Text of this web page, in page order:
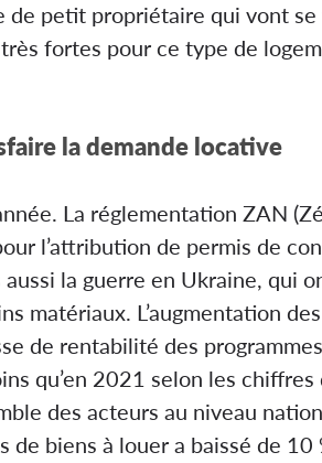
petit propriétaire qui vont
fortes pour ce type de
la demande locative
La réglementation ZAN
l’attribution de permis de
la guerre en Ukraine, qui
matériaux. L’augmentation
de rentabilité des
qu’en 2021 selon les chiffres
des acteurs au niveau
biens à louer a baissé de 10